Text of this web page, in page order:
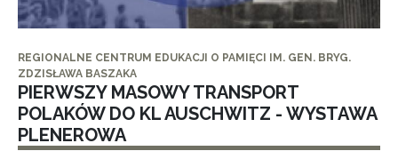
REGIONALNE CENTRUM EDUKACJI O PAMIĘCI IM. GEN. BRYG.
ZDZISŁAWA BASZAKA
PIERWSZY MASOWY TRANSPORT
POLAKÓW DO KL AUSCHWITZ - WYSTAWA
PLENEROWA